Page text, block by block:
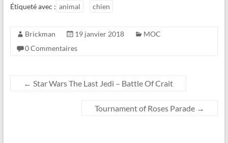
Étiqueté avec : animal chien
Brickman 19 janvier 2018
MOC
0 Commentaires
← Star Wars The Last Jedi – Battle Of Crait
Tournament of Roses Parade →